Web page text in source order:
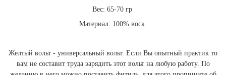
Вес: 65-70 гр
Материал: 100% воск
Желтый вольт - универсальный вольт. Если Вы опытный практик то
вам не составит труда зарядить этот вольт на любую работу. По